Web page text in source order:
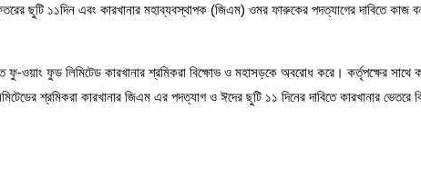
ছুটি ১১দিন এবং কারখানার মহাব্যবস্থাপক (জিএম) ওমর ফারুকের পদত্যাগের দাবিতে
ফু-ওয়াং ফুড লিমিটেড কারখানার শ্রমিকরা বিক্ষোভ ও মহাসড়কে অবরোধ করে। কর্তৃপক্ষের
শ্রমিকরা কারখানার জিএম এর পদত্যাগ ও ঈদের ছুটি ১১ দিনের দাবিতে কারখানার ভেতরে